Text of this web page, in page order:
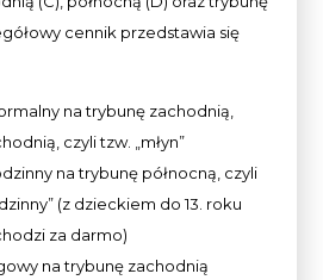
cennik przedstawia się
na trybunę zachodnią,
czyli tzw. „młyn”
na trybunę północną, czyli
(z dzieckiem do 13. roku
za darmo)
na trybunę zachodnią